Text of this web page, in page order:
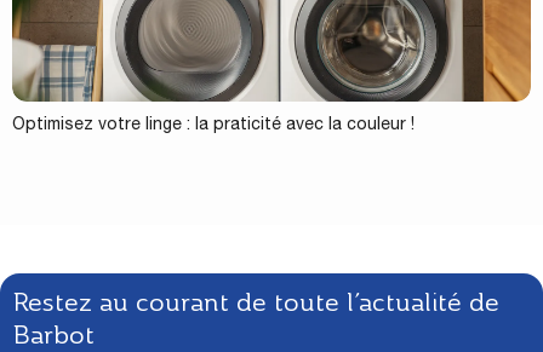
Optimisez votre linge : la praticité avec la couleur !
Restez au courant de toute l’actualité de
Barbot